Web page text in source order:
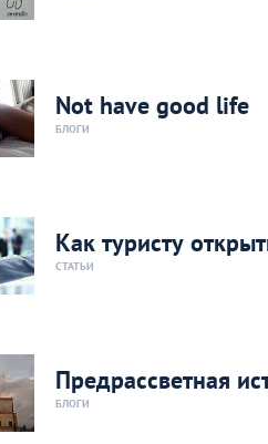
Not have good life
БЛОГИ
Как туристу
СТАТЬИ
Предрассветная
БЛОГИ